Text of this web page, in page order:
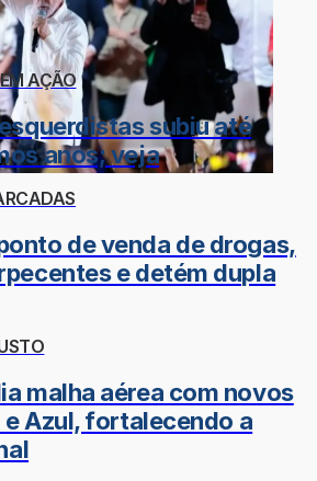
AÇÃO
subiu até
anos; veja
de venda de drogas,
e detém dupla
malha aérea com novos
Azul, fortalecendo a